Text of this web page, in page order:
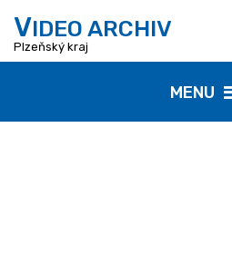
VIDEO ARCHIV
Plzeňský kraj
MENU